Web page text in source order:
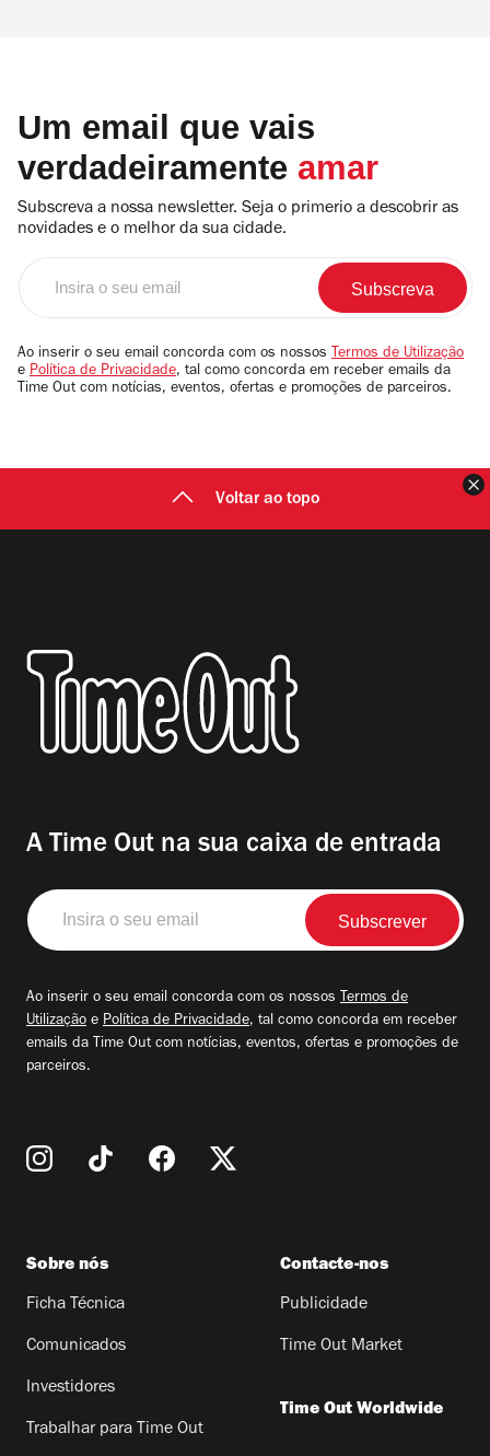
Um email que vais
verdadeiramente amar
Subscreva a nossa newsletter. Seja o primerio a descobrir as
novidades e o melhor da sua cidade.
email
Ao inserir o seu email concorda com os nossos Termos de Utilização
e Política de Privacidade, tal como concorda em receber emails da
Time Out com notícias, eventos, ofertas e promoções de parceiros.
Voltar ao topo
A Time Out na sua caixa de entrada
Insira
o
seu
Ao inserir o seu email concorda com os nossos Termos de
Utilização e Política de Privacidade, tal como concorda em receber
emails da Time Out com notícias, eventos, ofertas e promoções de
parceiros.
Sobre nós
Ficha Técnica
Comunicados
Investidores
Trabalhar para Time Out
Contacte-nos
Publicidade
Time Out Market
Time Out Worldwide